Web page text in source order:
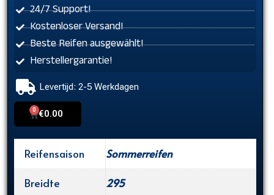
24/7 Support!
Kostenloser Versand!
Beste Reifen ausgewählt!
Herstellergarantie!
Levertijd: 2-5 Werkdagen
€0.00
0
Cart
Reifensaison
Sommerreifen
Breidte
295